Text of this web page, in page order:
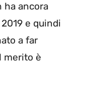
ha ancora
e quindi
a far
merito è